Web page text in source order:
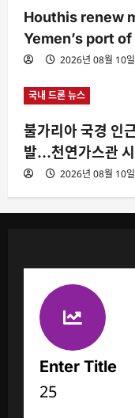
Houthis renew
Yemen’s port
2026년 08월 10일
국내 드론 뉴스
불가리아 국경 인
발…천연가스관
2026년 08월 10일
Enter Title
25